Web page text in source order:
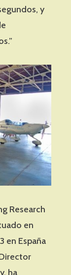
y
Research
en
en España
ha